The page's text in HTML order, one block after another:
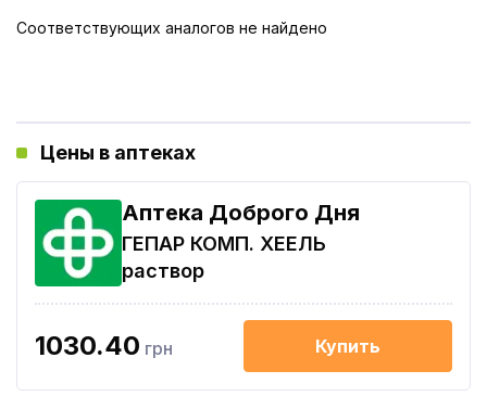
Соответствующих аналогов не найдено
Цены в аптеках
Аптека Доброго Дня
ГЕПАР КОМП. ХЕЕЛЬ
раствор
1030.40 грн Купить